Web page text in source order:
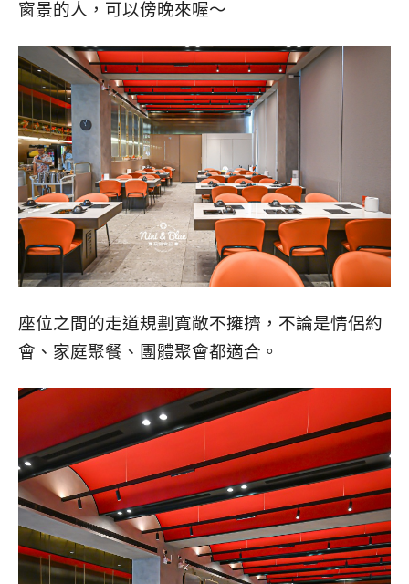
窗景的人，可以傍晚來喔～
座位之間的走道規劃寬敞不擁擠，不論是情侶約
會、家庭聚餐、團體聚會都適合。